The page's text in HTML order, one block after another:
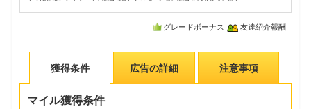
グレードボーナス 友達紹介報酬
獲得条件 広告の詳細 注意事項
マイル獲得条件